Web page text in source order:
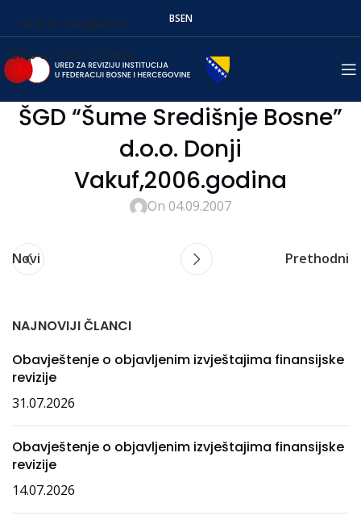
Skip to navigation
Skip to main content
BSEN
ŠGD “Šume Središnje Bosne”
d.o.o. Donji
Vakuf,2006.godina
On 04.09.2007
Novi Prethodni
NAJNOVIJI ČLANCI
Obavještenje o objavljenim izvještajima finansijske
revizije
31.07.2026
Obavještenje o objavljenim izvještajima finansijske
revizije
14.07.2026